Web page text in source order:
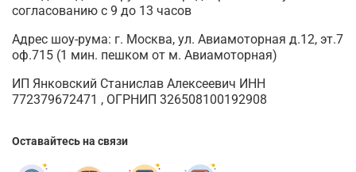
согласованию с 9 до 13 часов
Адрес шоу-рума: г. Москва, ул. Авиамоторная д.12, эт.7
оф.715 (1 мин. пешком от м. Авиамоторная)
ИП Янковский Станислав Алексеевич ИНН
772379672471 , ОГРНИП 326508100192908
Оставайтесь на связи